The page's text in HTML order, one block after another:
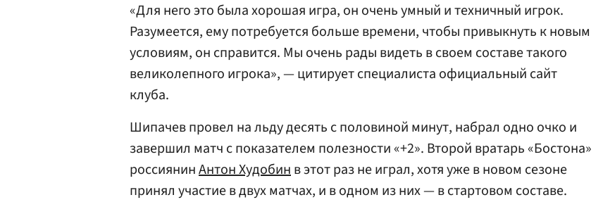
«Для него это была хорошая игра, он очень умный и техничный игрок.
Разумеется, ему потребуется больше времени, чтобы привыкнуть к новым
условиям, он справится. Мы очень рады видеть в своем составе такого
великолепного игрока», — цитирует специалиста официальный сайт
клуба.
Шипачев провел на льду десять с половиной минут, набрал одно очко и
завершил матч с показателем полезности «+2». Второй вратарь «Бостона»
россиянинАнтон Худобинв этот раз не играл, хотя уже в новом сезоне
принял участие в двух матчах, и в одном из них — в стартовом составе.